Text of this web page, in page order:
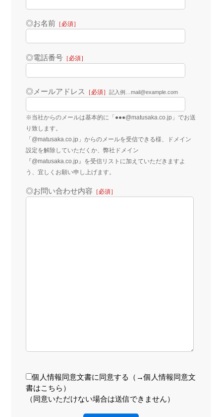
◎お名前 ［必須］
◎電話番号［必須］
◎メールアドレス ［必須］ 記入例…mail@example.com
※当社からのメールは基本的に「●●●@matusaka.co.jp」でお送
り致します。
「@matusaka.co.jp」からのメールを受信できる様、ドメイン
設定を解除していただくか、弊社ドメイン
『@matusaka.co.jp』を受信リストに加えていただきますよ
う、宜しくお願い申し上げます。
◎お問い合わせ内容 ［必須］
個人情報同意文書に同意する（ →個人情報同意文
書はこちら ）
（同意いただけない場合は送信できません）